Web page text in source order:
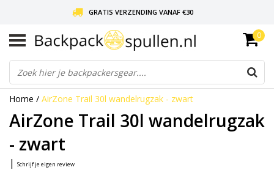
GRATIS VERZENDING VANAF €30
LIEFDE VOOR BACKPACKEN!
30 DAGEN GRATIS RETOUR
0
Home / AirZone Trail 30l wandelrugzak - zwart
AirZone Trail 30l wandelrugzak
- zwart
| Schrijf je eigen review